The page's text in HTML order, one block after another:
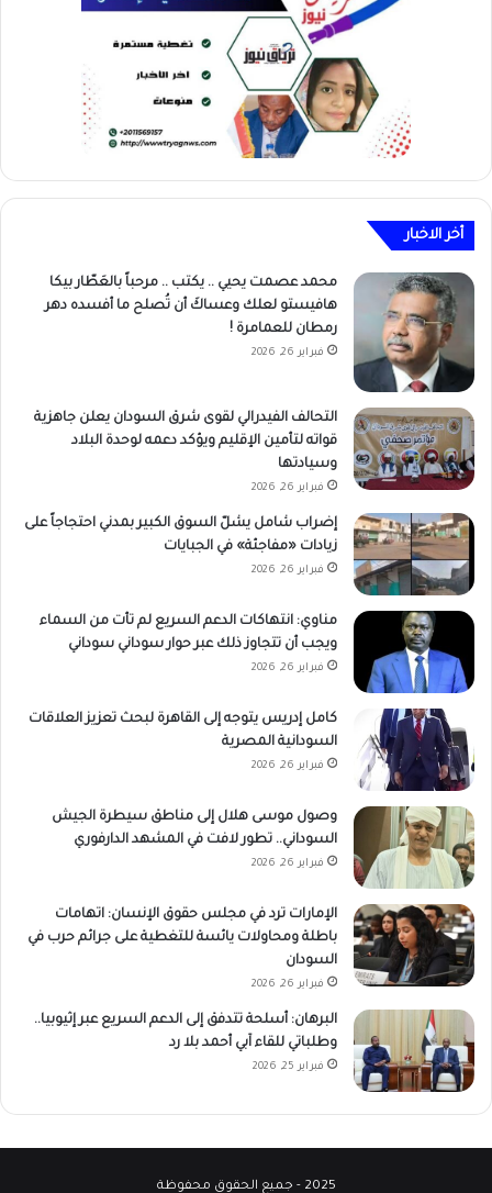
أخر الاخبار
محمد عصمت يحيي .. يكتب .. مرحباً بالعَطّار بيكا
هافيستو لعلك وعساكَ أن تُصلح ما أفسده دهر
رمطان للعمامرة !
فبراير 26, 2026
التحالف الفيدرالي لقوى شرق السودان يعلن جاهزية
قواته لتأمين الإقليم ويؤكد دعمه لوحدة البلاد
وسيادتها
فبراير 26, 2026
إضراب شامل يشلّ السوق الكبير بمدني احتجاجاً على
زيادات «مفاجئة» في الجبايات
فبراير 26, 2026
مناوي: انتهاكات الدعم السريع لم تأت من السماء
ويجب أن تتجاوز ذلك عبر حوار سوداني سوداني
فبراير 26, 2026
كامل إدريس يتوجه إلى القاهرة لبحث تعزيز العلاقات
السودانية المصرية
فبراير 26, 2026
وصول موسى هلال إلى مناطق سيطرة الجيش
السوداني.. تطور لافت في المشهد الدارفوري
فبراير 26, 2026
الإمارات ترد في مجلس حقوق الإنسان: اتهامات
باطلة ومحاولات يائسة للتغطية على جرائم حرب في
السودان
فبراير 26, 2026
البرهان: أسلحة تتدفق إلى الدعم السريع عبر إثيوبيا..
وطلباتي للقاء آبي أحمد بلا رد
فبراير 25, 2026
2025 - جميع الحقوق محفوظة